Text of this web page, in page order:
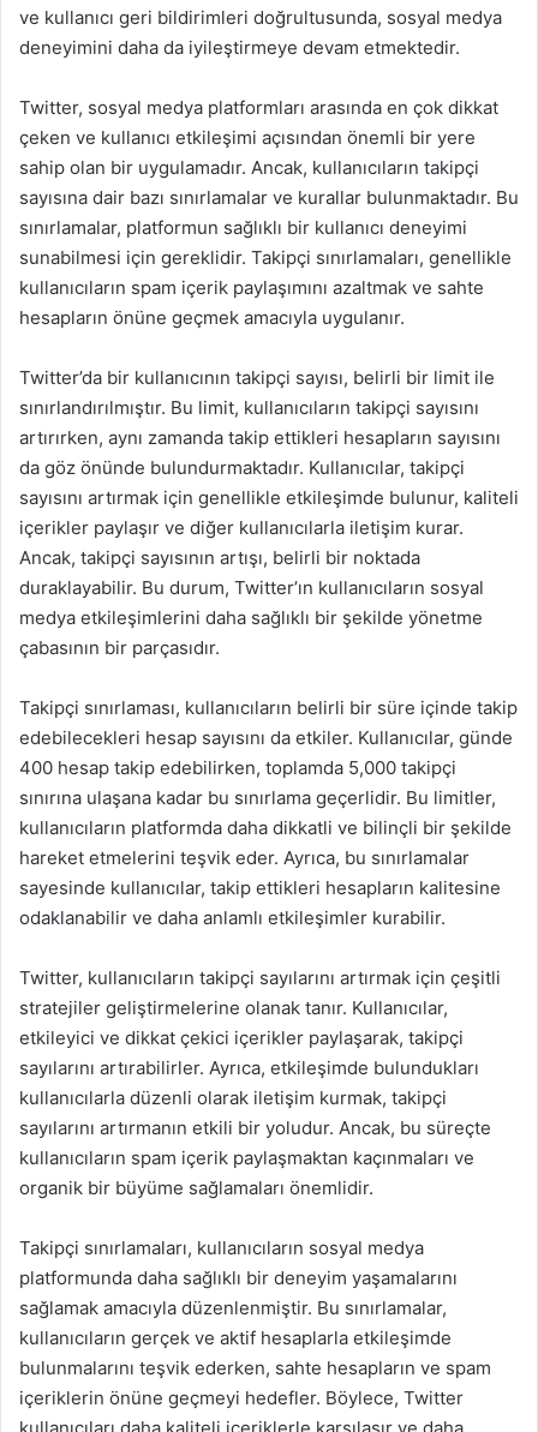
ve kullanıcı geri bildirimleri doğrultusunda, sosyal medya
deneyimini daha da iyileştirmeye devam etmektedir.
Twitter, sosyal medya platformları arasında en çok dikkat
çeken ve kullanıcı etkileşimi açısından önemli bir yere
sahip olan bir uygulamadır. Ancak, kullanıcıların takipçi
sayısına dair bazı sınırlamalar ve kurallar bulunmaktadır. Bu
sınırlamalar, platformun sağlıklı bir kullanıcı deneyimi
sunabilmesi için gereklidir. Takipçi sınırlamaları, genellikle
kullanıcıların spam içerik paylaşımını azaltmak ve sahte
hesapların önüne geçmek amacıyla uygulanır.
Twitter’da bir kullanıcının takipçi sayısı, belirli bir limit ile
sınırlandırılmıştır. Bu limit, kullanıcıların takipçi sayısını
artırırken, aynı zamanda takip ettikleri hesapların sayısını
da göz önünde bulundurmaktadır. Kullanıcılar, takipçi
sayısını artırmak için genellikle etkileşimde bulunur, kaliteli
içerikler paylaşır ve diğer kullanıcılarla iletişim kurar.
Ancak, takipçi sayısının artışı, belirli bir noktada
duraklayabilir. Bu durum, Twitter’ın kullanıcıların sosyal
medya etkileşimlerini daha sağlıklı bir şekilde yönetme
çabasının bir parçasıdır.
Takipçi sınırlaması, kullanıcıların belirli bir süre içinde takip
edebilecekleri hesap sayısını da etkiler. Kullanıcılar, günde
400 hesap takip edebilirken, toplamda 5,000 takipçi
sınırına ulaşana kadar bu sınırlama geçerlidir. Bu limitler,
kullanıcıların platformda daha dikkatli ve bilinçli bir şekilde
hareket etmelerini teşvik eder. Ayrıca, bu sınırlamalar
sayesinde kullanıcılar, takip ettikleri hesapların kalitesine
odaklanabilir ve daha anlamlı etkileşimler kurabilir.
Twitter, kullanıcıların takipçi sayılarını artırmak için çeşitli
stratejiler geliştirmelerine olanak tanır. Kullanıcılar,
etkileyici ve dikkat çekici içerikler paylaşarak, takipçi
sayılarını artırabilirler. Ayrıca, etkileşimde bulundukları
kullanıcılarla düzenli olarak iletişim kurmak, takipçi
sayılarını artırmanın etkili bir yoludur. Ancak, bu süreçte
kullanıcıların spam içerik paylaşmaktan kaçınmaları ve
organik bir büyüme sağlamaları önemlidir.
Takipçi sınırlamaları, kullanıcıların sosyal medya
platformunda daha sağlıklı bir deneyim yaşamalarını
sağlamak amacıyla düzenlenmiştir. Bu sınırlamalar,
kullanıcıların gerçek ve aktif hesaplarla etkileşimde
bulunmalarını teşvik ederken, sahte hesapların ve spam
içeriklerin önüne geçmeyi hedefler. Böylece, Twitter
kullanıcıları daha kaliteli içeriklerle karşılaşır ve daha